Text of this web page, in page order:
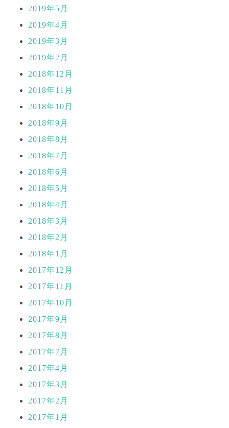
2019年5月
2019年4月
2019年3月
2019年2月
2018年12月
2018年11月
2018年10月
2018年9月
2018年8月
2018年7月
2018年6月
2018年5月
2018年4月
2018年3月
2018年2月
2018年1月
2017年12月
2017年11月
2017年10月
2017年9月
2017年8月
2017年7月
2017年4月
2017年3月
2017年2月
2017年1月